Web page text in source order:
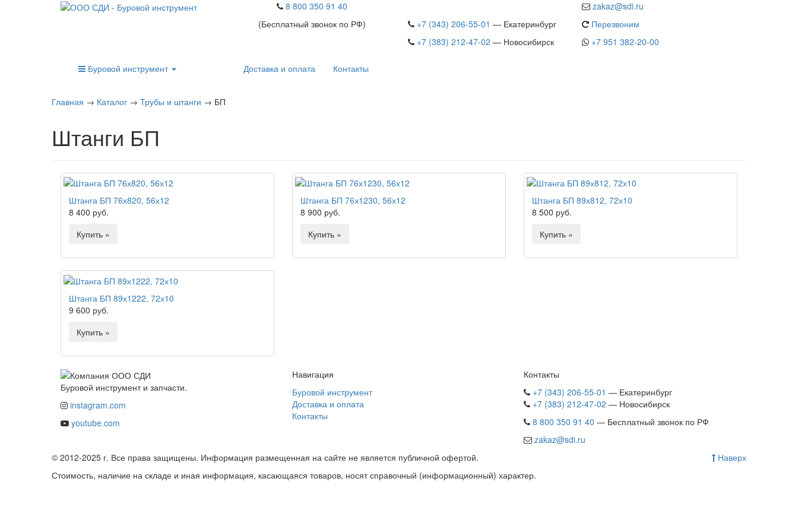
8 800 350 91 40
(Бесплатный звонок по РФ)
+7 (343) 206-55-01 — Екатеринбург
+7 (383) 212-47-02 — Новосибирск
zakaz@sdi.ru
Перезвоним
+7 951 382-20-00
Буровой инструмент Доставка и оплата Контакты
Главная → Каталог → Трубы и штанги → БП
Штанги БП
Штанга БП 76х820, 56х12
8 400 руб.
Купить »
Штанга БП 76х1230, 56х12
8 900 руб.
Купить »
Штанга БП 89х812, 72х10
8 500 руб.
Купить »
Штанга БП 89х1222, 72х10
9 600 руб.
Купить »
Буровой инструмент и запчасти.
instagram.com
youtube.com
Навигация
Буровой инструмент
Доставка и оплата
Контакты
Контакты
+7 (343) 206-55-01 — Екатеринбург
+7 (383) 212-47-02 — Новосибирск
8 800 350 91 40 — Бесплатный звонок по РФ
zakaz@sdi.ru
Наверх
© 2012-2025 г. Все права защищены. Информация размещенная на сайте не является публичной офертой.
Стоимость, наличие на складе и иная информация, касающаяся товаров, носят справочный (информационный) характер.